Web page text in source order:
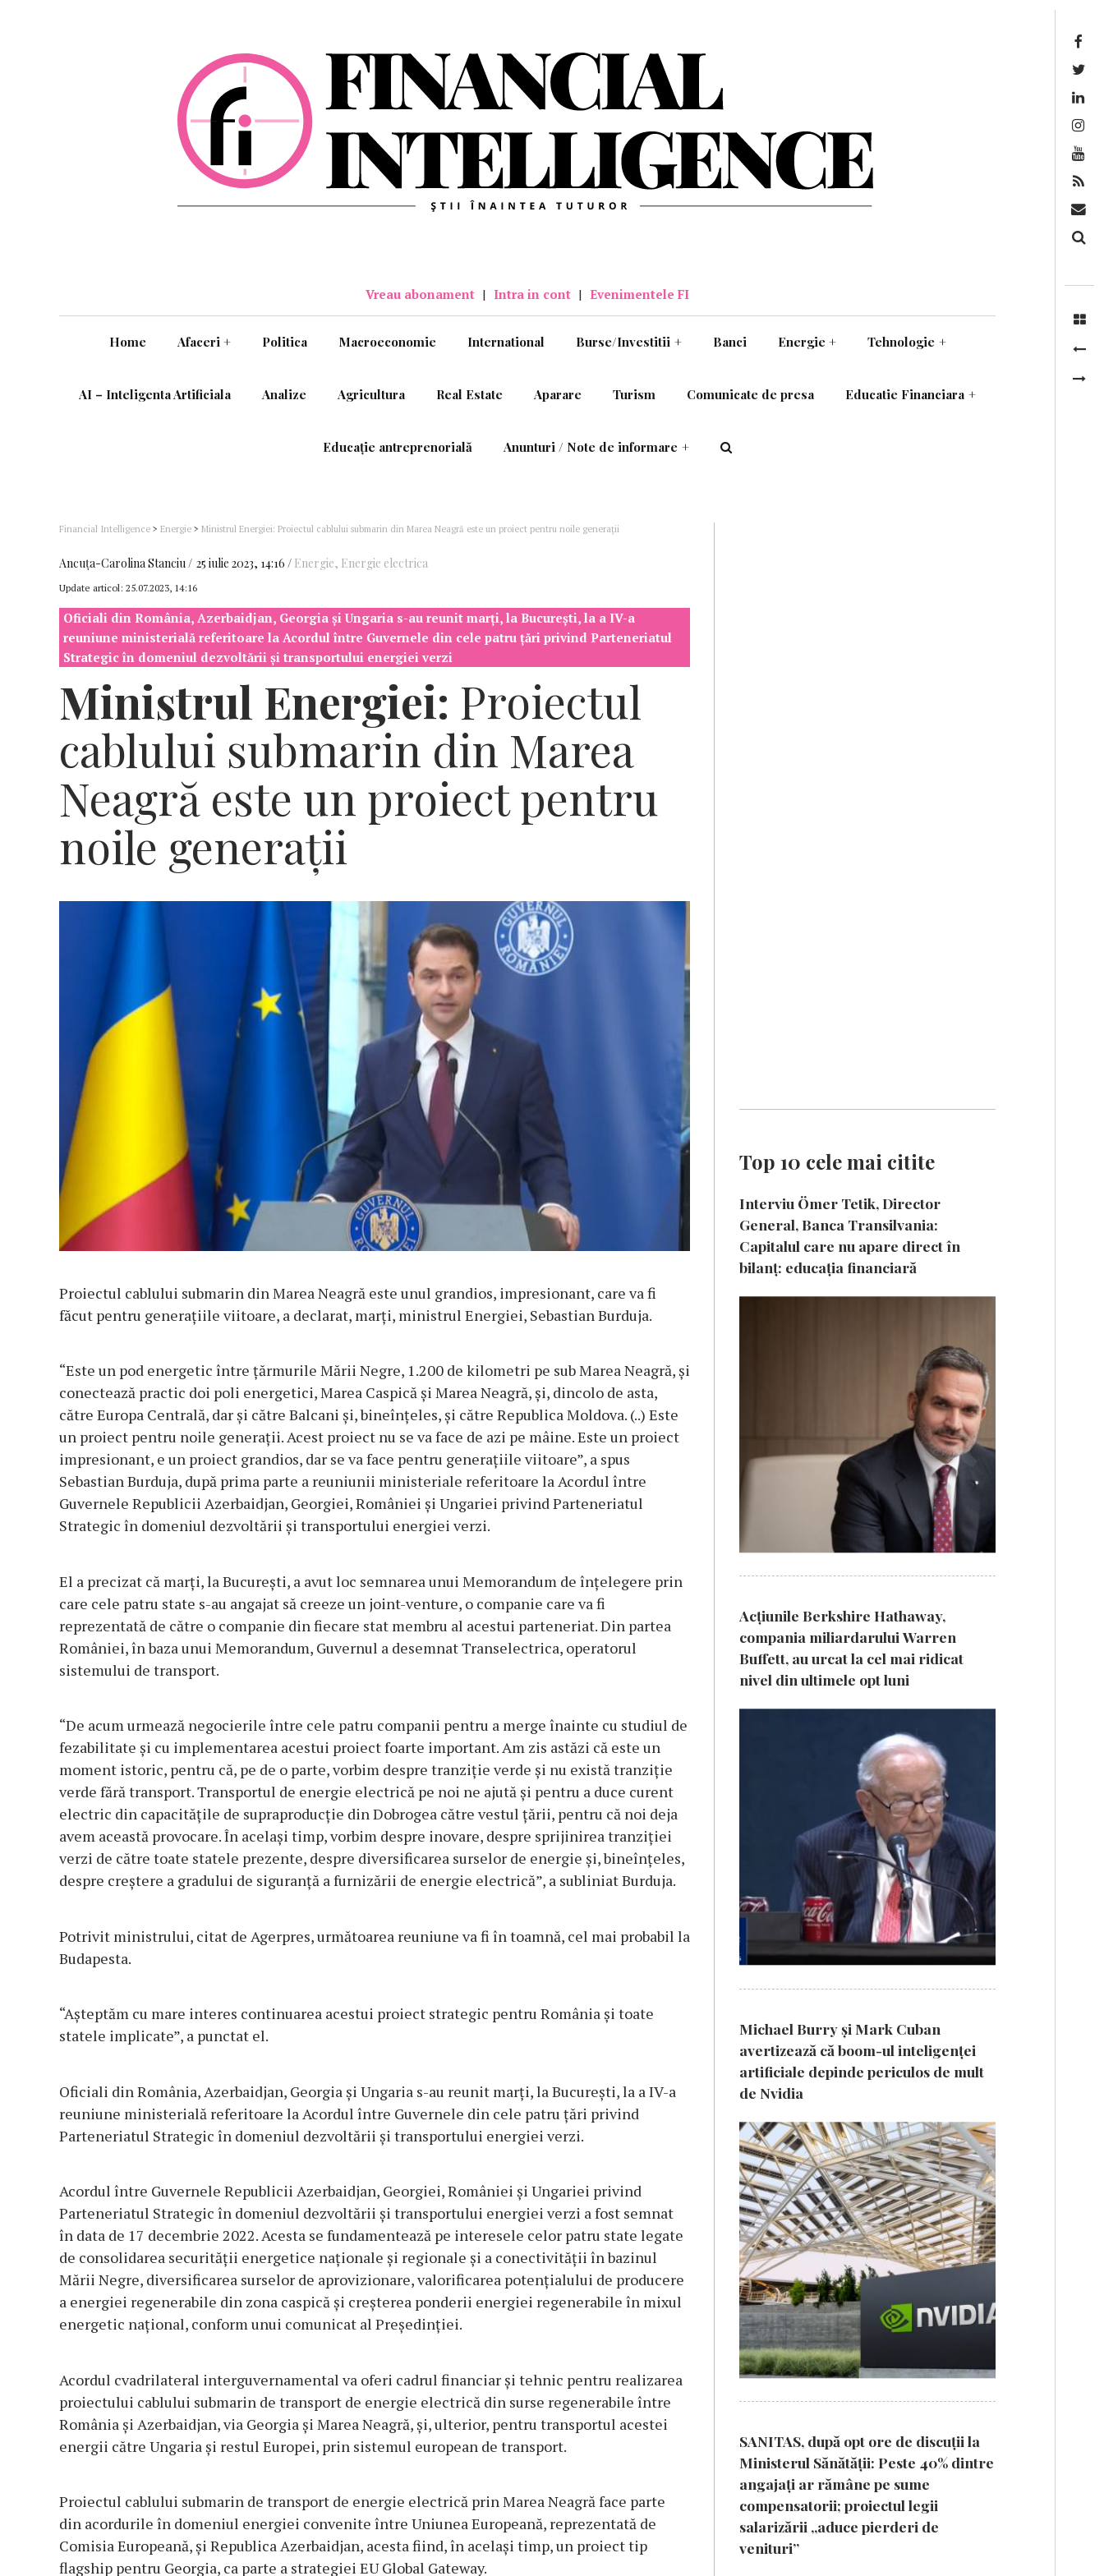
Vreau abonament | Intra in cont | Evenimentele FI
Home Afaceri + Politica Macroeconomie International Burse/Investitii + Banci Energie + Tehnologie +
AI – Inteligenta Artificiala Analize Agricultura Real Estate Aparare Turism Comunicate de presa Educatie Financiara +
Educație antreprenorială Anunturi / Note de informare +
Financial Intelligence > Energie > Ministrul Energiei: Proiectul cablului submarin din Marea Neagră este un proiect pentru noile generaţii
Ancuţa-Carolina Stanciu 25 iulie 2023, 14:16 Energie, Energie electrica
Update articol: 25.07.2023, 14:16
Oficiali din România, Azerbaidjan, Georgia şi Ungaria s-au reunit marţi, la Bucureşti, la a IV-a
reuniune ministerială referitoare la Acordul între Guvernele din cele patru ţări privind Parteneriatul
Strategic în domeniul dezvoltării şi transportului energiei verzi
Ministrul Energiei: Proiectul
cablului submarin din Marea
Neagră este un proiect pentru
noile generaţii
Proiectul cablului submarin din Marea Neagră este unul grandios, impresionant, care va fi
făcut pentru generaţiile viitoare, a declarat, marţi, ministrul Energiei, Sebastian Burduja.
“Este un pod energetic între ţărmurile Mării Negre, 1.200 de kilometri pe sub Marea Neagră, şi
conectează practic doi poli energetici, Marea Caspică şi Marea Neagră, şi, dincolo de asta,
către Europa Centrală, dar şi către Balcani şi, bineînţeles, şi către Republica Moldova. (..) Este
un proiect pentru noile generaţii. Acest proiect nu se va face de azi pe mâine. Este un proiect
impresionant, e un proiect grandios, dar se va face pentru generaţiile viitoare”, a spus
Sebastian Burduja, după prima parte a reuniunii ministeriale referitoare la Acordul între
Guvernele Republicii Azerbaidjan, Georgiei, României şi Ungariei privind Parteneriatul
Strategic în domeniul dezvoltării şi transportului energiei verzi.
El a precizat că marţi, la Bucureşti, a avut loc semnarea unui Memorandum de înţelegere prin
care cele patru state s-au angajat să creeze un joint-venture, o companie care va fi
reprezentată de către o companie din fiecare stat membru al acestui parteneriat. Din partea
României, în baza unui Memorandum, Guvernul a desemnat Transelectrica, operatorul
sistemului de transport.
“De acum urmează negocierile între cele patru companii pentru a merge înainte cu studiul de
fezabilitate şi cu implementarea acestui proiect foarte important. Am zis astăzi că este un
moment istoric, pentru că, pe de o parte, vorbim despre tranziţie verde şi nu există tranziţie
verde fără transport. Transportul de energie electrică pe noi ne ajută şi pentru a duce curent
electric din capacităţile de supraproducţie din Dobrogea către vestul ţării, pentru că noi deja
avem această provocare. În acelaşi timp, vorbim despre inovare, despre sprijinirea tranziţiei
verzi de către toate statele prezente, despre diversificarea surselor de energie şi, bineînţeles,
despre creştere a gradului de siguranţă a furnizării de energie electrică”, a subliniat Burduja.
Potrivit ministrului, citat de Agerpres, următoarea reuniune va fi în toamnă, cel mai probabil la
Budapesta.
“Aşteptăm cu mare interes continuarea acestui proiect strategic pentru România şi toate
statele implicate”, a punctat el.
Oficiali din România, Azerbaidjan, Georgia şi Ungaria s-au reunit marţi, la Bucureşti, la a IV-a
reuniune ministerială referitoare la Acordul între Guvernele din cele patru ţări privind
Parteneriatul Strategic în domeniul dezvoltării şi transportului energiei verzi.
Acordul între Guvernele Republicii Azerbaidjan, Georgiei, României şi Ungariei privind
Parteneriatul Strategic în domeniul dezvoltării şi transportului energiei verzi a fost semnat
în data de 17 decembrie 2022. Acesta se fundamentează pe interesele celor patru state legate
de consolidarea securităţii energetice naţionale şi regionale şi a conectivităţii în bazinul
Mării Negre, diversificarea surselor de aprovizionare, valorificarea potenţialului de producere
a energiei regenerabile din zona caspică şi creşterea ponderii energiei regenerabile în mixul
energetic naţional, conform unui comunicat al Preşedinţiei.
Acordul cvadrilateral interguvernamental va oferi cadrul financiar şi tehnic pentru realizarea
proiectului cablului submarin de transport de energie electrică din surse regenerabile între
România şi Azerbaidjan, via Georgia şi Marea Neagră, şi, ulterior, pentru transportul acestei
energii către Ungaria şi restul Europei, prin sistemul european de transport.
Proiectul cablului submarin de transport de energie electrică prin Marea Neagră face parte
din acordurile în domeniul energiei convenite între Uniunea Europeană, reprezentată de
Comisia Europeană, şi Republica Azerbaidjan, acesta fiind, în acelaşi timp, un proiect tip
flagship pentru Georgia, ca parte a strategiei EU Global Gateway.
Top 10 cele mai citite
Interviu Ömer Tetik, Director
General, Banca Transilvania:
Capitalul care nu apare direct în
bilanț: educația financiară
Acțiunile Berkshire Hathaway,
compania miliardarului Warren
Buffett, au urcat la cel mai ridicat
nivel din ultimele opt luni
Michael Burry și Mark Cuban
avertizează că boom-ul inteligenței
artificiale depinde periculos de mult
de Nvidia
SANITAS, după opt ore de discuții la
Ministerul Sănătății: Peste 40% dintre
angajați ar rămâne pe sume
compensatorii; proiectul legii
salarizării „aduce pierderi de
venituri”